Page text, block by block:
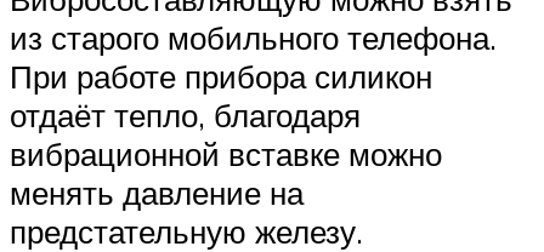
из старого мобильного телефона.
При работе прибора силикон
отдаёт тепло, благодаря
вибрационной вставке можно
менять давление на
предстательную железу.